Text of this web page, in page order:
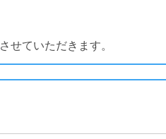
させていただきます。